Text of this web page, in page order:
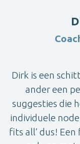
Dirk is een
ander een
suggesties die
individuele
fits all’ dus!